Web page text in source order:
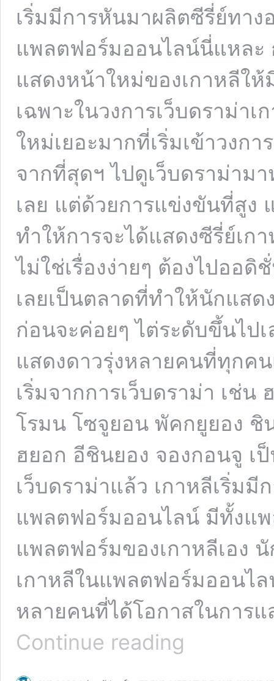
เริ่มมีการหันมาผลิตซีรี่ย์ทา
แพลตฟอร์มออนไลน์นี่แหละ
แสดงหน้าใหม่ของเกาหลีใ
เฉพาะในวงการเว็บดราม่า
ใหม่เยอะมากที่เริ่มเข้าวงก
จากที่สุดฯ ไปดูเว็บดราม่าม
เลย แต่ด้วยการแข่งขันที่สูง
ทำให้การจะได้แสดงซีรี่ย์เก
ไม่ใช่เรื่องง่ายๆ ต้องไปออ
เลยเป็นตลาดที่ทำให้นักแสด
ก่อนจะค่อยๆ ไต่ระดับขึ้นไป
แสดงดาวรุ่งหลายคนที่ทุกค
เริ่มจากการเว็บดราม่า เช่
โรมน โซจูยอน พัคกยูยอง
ฮยอก อีชินยอง จองกอนจู เ
เว็บดราม่าแล้ว เกาหลีเริ่มมี
แพลตฟอร์มออนไลน์ มีทั้งแ
แพลตฟอร์มของเกาหลีเอง
เกาหลีในแพลตฟอร์มออนไ
หลายคนที่ได้โอกาสในการ
Continue reading